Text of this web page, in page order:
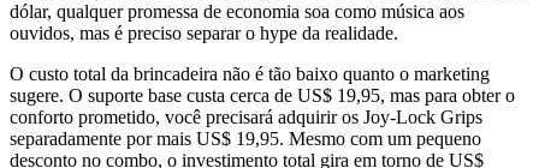
dólar, qualquer promessa de economia soa como música aos
ouvidos, mas é preciso separar o hype da realidade.
O custo total da brincadeira não é tão baixo quanto o marketing
sugere. O suporte base custa cerca de US$ 19,95, mas para obter o
conforto prometido, você precisará adquirir os Joy-Lock Grips
separadamente por mais US$ 19,95. Mesmo com um pequeno
desconto no combo, o investimento total gira em torno de US$